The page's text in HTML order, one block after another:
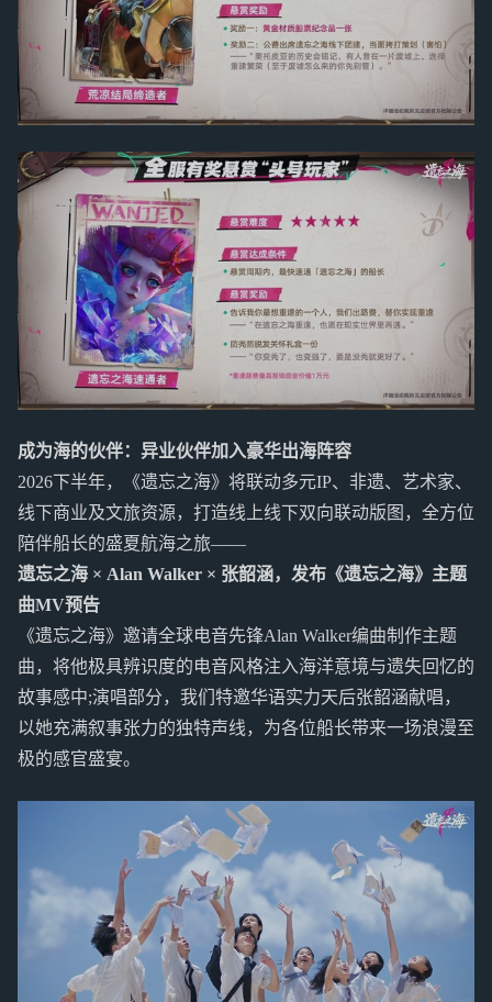
成为海的伙伴：异业伙伴加入豪华出海阵容
2026下半年，《遗忘之海》将联动多元IP、非遗、艺术家、
线下商业及文旅资源，打造线上线下双向联动版图，全方位
陪伴船长的盛夏航海之旅——
遗忘之海 × Alan Walker × 张韶涵，发布《遗忘之海》主题
曲MV预告
《遗忘之海》邀请全球电音先锋Alan Walker编曲制作主题
曲，将他极具辨识度的电音风格注入海洋意境与遗失回忆的
故事感中;演唱部分，我们特邀华语实力天后张韶涵献唱，
以她充满叙事张力的独特声线，为各位船长带来一场浪漫至
极的感官盛宴。